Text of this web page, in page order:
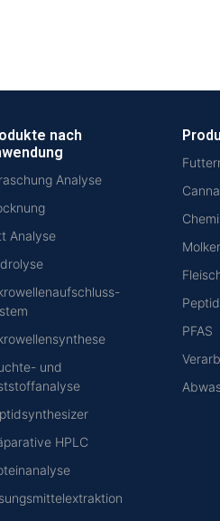
nach
Analyse
Analyse
und
HPLC
Peptid
PFAS